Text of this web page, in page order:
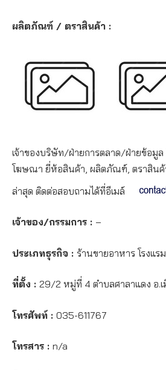
ผลิตภัณฑ์ / ตราสินค้า :
เจ้าของบริษัท/ฝ่ายการตลาด/ฝ่ายข้อมู
โฆษณา ยี่ห้อสินค้า, ผลิตภัณฑ์, ตราสินค้
ล่าสุด ติดต่อสอบถามได้ที่อีเมล์
เจ้าของ/กรรมการ : –
ประเภทธุรกิจ : ร้านขายอาหาร โรงแร
ที่ตั้ง : 29/2 หมู่ที่ 4 ตำบลศาลาแดง อ.เ
โทรศัพท์ : 035-611767
โทรสาร : n/a